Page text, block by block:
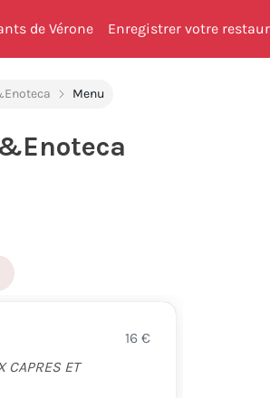
de Vérone Enregistrer votre
Menu
16 €
CAPRES ET